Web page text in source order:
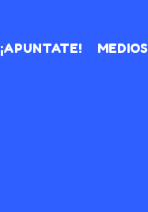
¡APUNTATE! MEDIOS